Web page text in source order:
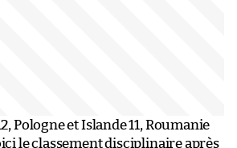
Pologne et Islande 11, Roumanie
le classement disciplinaire après